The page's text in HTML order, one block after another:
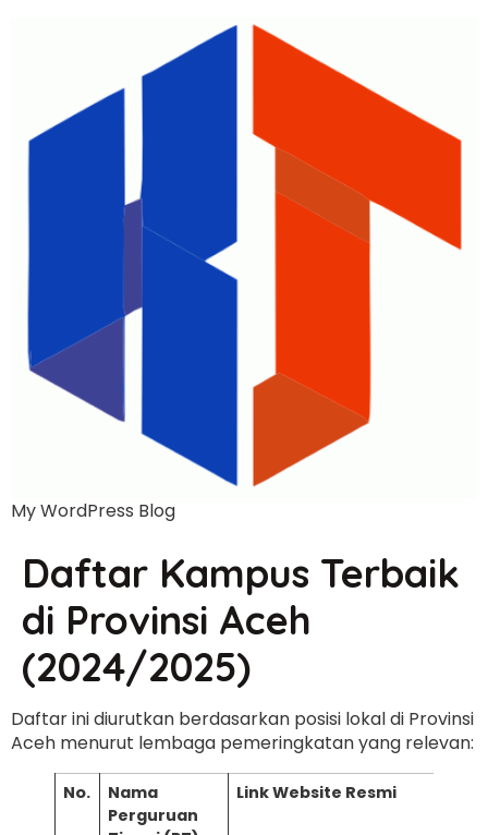
My WordPress Blog
Daftar Kampus Terbaik
di Provinsi Aceh
(2024/2025)
Daftar ini diurutkan berdasarkan posisi lokal di Provinsi
Aceh menurut lembaga pemeringkatan yang relevan:
No.
Nama
Perguruan
Link Website Resmi